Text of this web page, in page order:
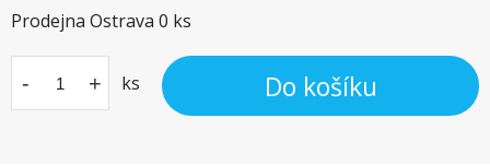
Prodejna Ostrava 0 ks
- + ks Do košíku